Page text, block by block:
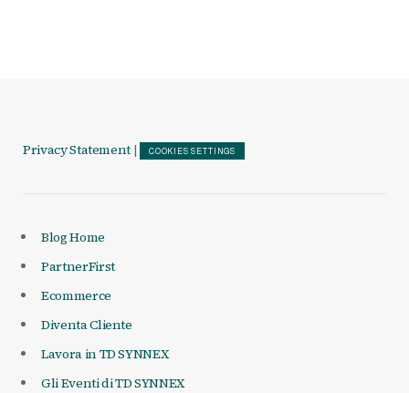
Privacy Statement | COOKIES SETTINGS
Blog Home
PartnerFirst
Ecommerce
Diventa Cliente
Lavora in TD SYNNEX
Gli Eventi di TD SYNNEX